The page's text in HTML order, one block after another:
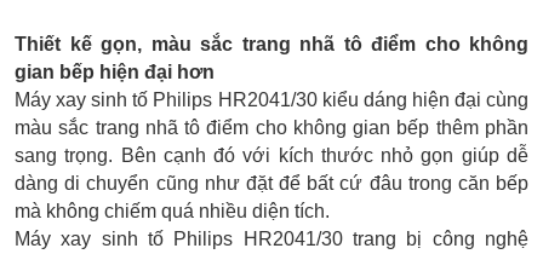
Thiết kế gọn, màu sắc trang nhã tô điểm cho không
gian bếp hiện đại hơn
Máy xay sinh tố Philips HR2041/30 kiểu dáng hiện đại cùng
màu sắc trang nhã tô điểm cho không gian bếp thêm phần
sang trọng. Bên cạnh đó với kích thước nhỏ gọn giúp dễ
dàng di chuyển cũng như đặt để bất cứ đâu trong căn bếp
mà không chiếm quá nhiều diện tích.
Máy xay sinh tố Philips HR2041/30 trang bị công nghệ